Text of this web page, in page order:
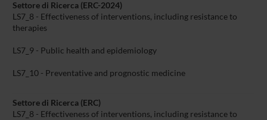
Settore di Ricerca (ERC-2024)
LS7_8 - Effectiveness of interventions, including resistance to
therapies
LS7_9 - Public health and epidemiology
LS7_10 - Preventative and prognostic medicine
Settore di Ricerca (ERC)
LS7_8 - Effectiveness of interventions, including resistance to